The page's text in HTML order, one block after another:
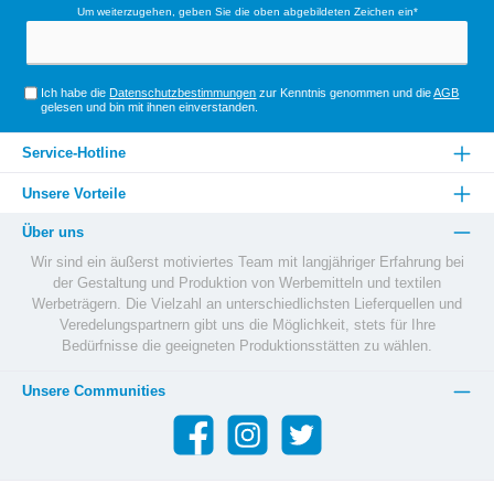
Um weiterzugehen, geben Sie die oben abgebildeten Zeichen ein*
Ich habe dieDatenschutzbestimmungen zur Kenntnis genommen und dieAGB
gelesen und bin mit ihnen einverstanden.
Service-Hotline
Unsere Vorteile
Über uns
Wir sind ein äußerst motiviertes Team mit langjähriger Erfahrung bei
der Gestaltung und Produktion von Werbemitteln und textilen
Werbeträgern. Die Vielzahl an unterschiedlichsten Lieferquellen und
Veredelungspartnern gibt uns die Möglichkeit, stets für Ihre
Bedürfnisse die geeigneten Produktionsstätten zu wählen.
Unsere Communities